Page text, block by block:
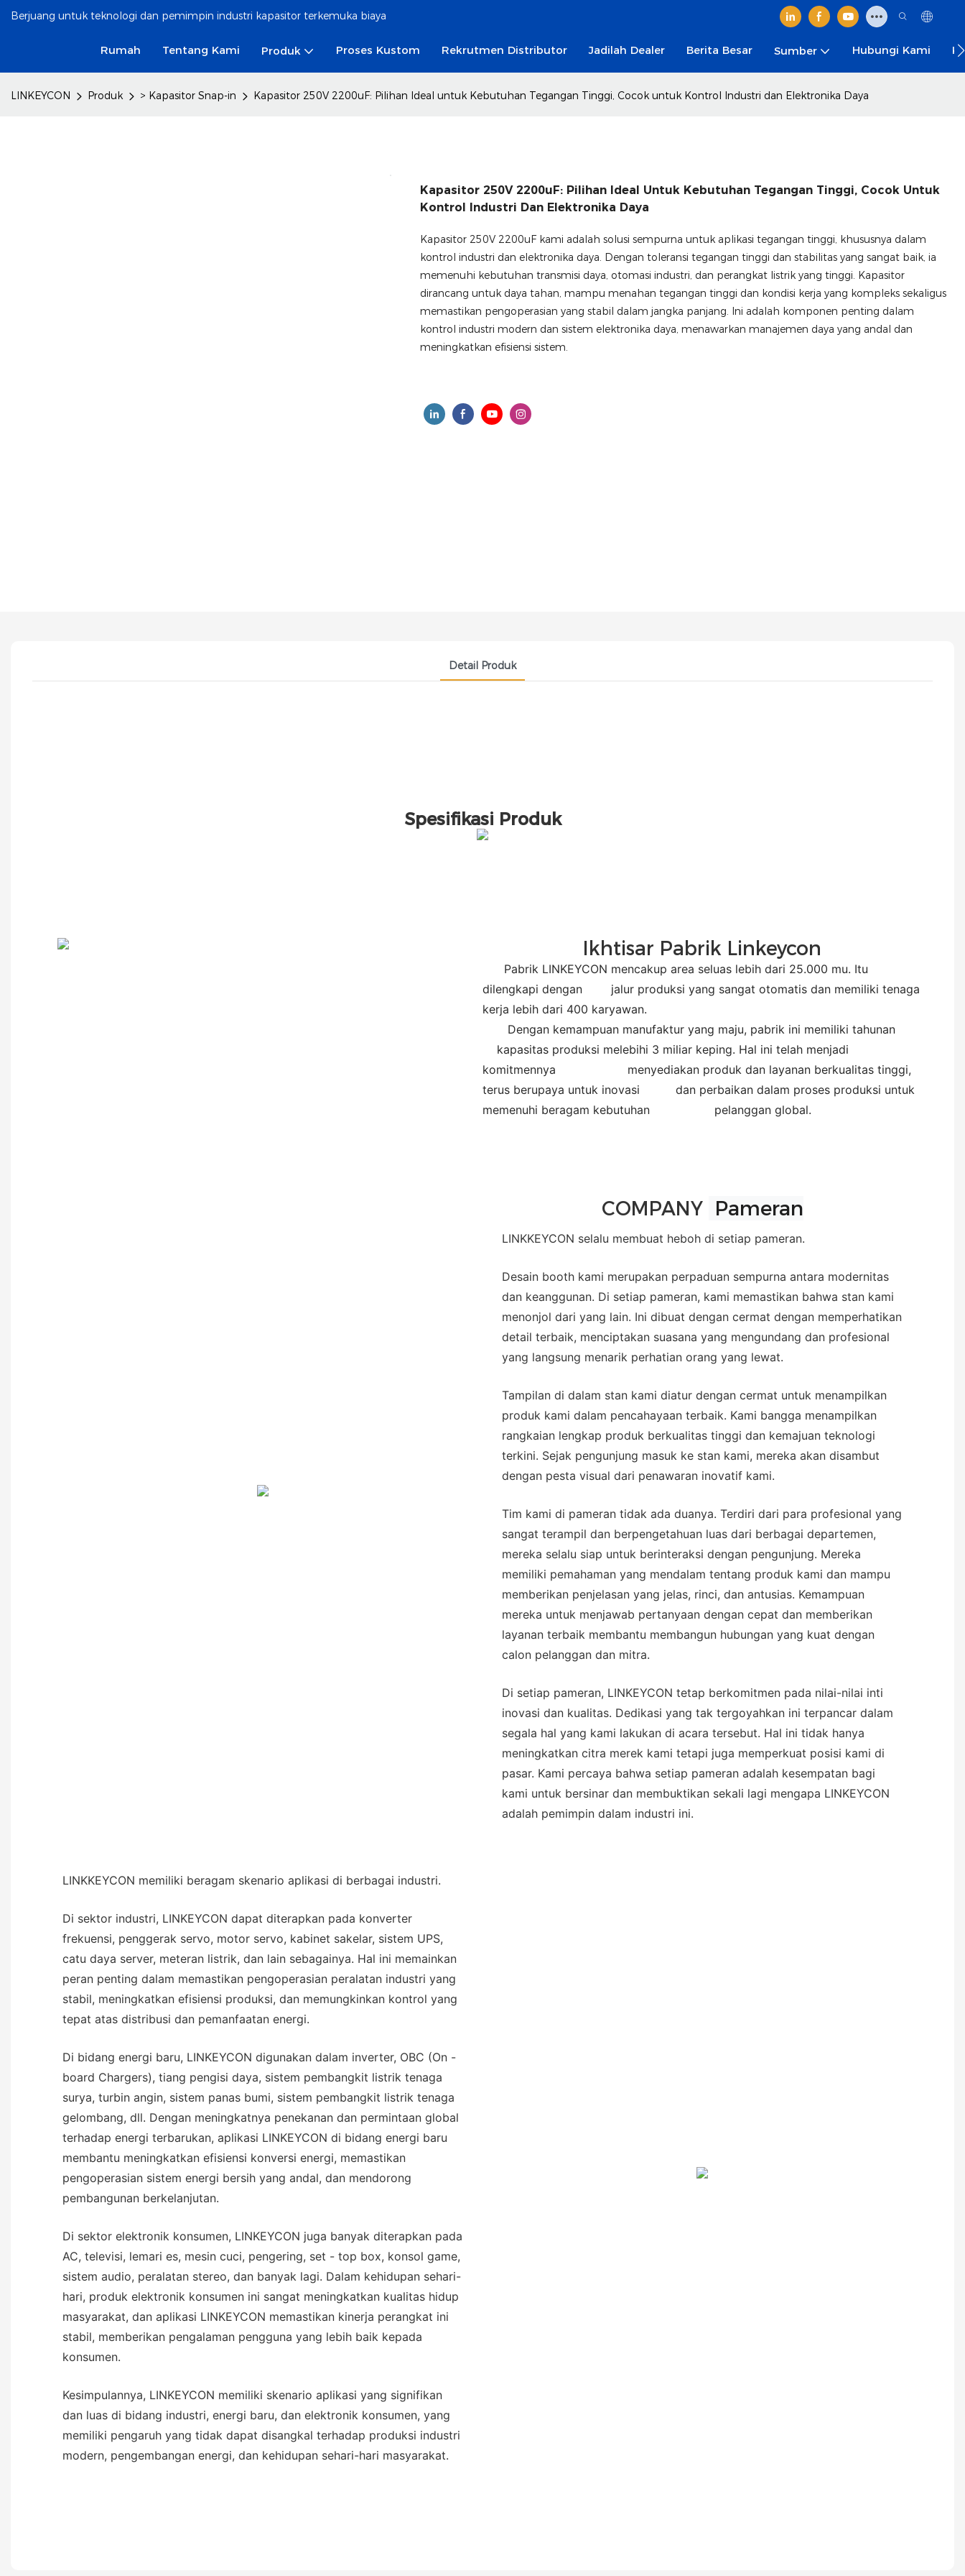
Berjuang untuk teknologi dan pemimpin industri kapasitor terkemuka biaya
Rumah Tentang Kami Produk Proses Kustom Rekrutmen Distributor Jadilah Dealer Berita Besar Sumber Hubungi Kami
LINKEYCON Produk > Kapasitor Snap-in Kapasitor 250V 2200uF: Pilihan Ideal untuk Kebutuhan Tegangan Tinggi, Cocok untuk Kontrol Industri dan Elektronika Daya
Kapasitor 250V 2200uF: Pilihan Ideal Untuk Kebutuhan Tegangan Tinggi, Cocok Untuk
Kontrol Industri Dan Elektronika Daya
Kapasitor 250V 2200uF kami adalah solusi sempurna untuk aplikasi tegangan tinggi, khususnya dalam
kontrol industri dan elektronika daya. Dengan toleransi tegangan tinggi dan stabilitas yang sangat baik, ia
memenuhi kebutuhan transmisi daya, otomasi industri, dan perangkat listrik yang tinggi. Kapasitor
dirancang untuk daya tahan, mampu menahan tegangan tinggi dan kondisi kerja yang kompleks sekaligus
memastikan pengoperasian yang stabil dalam jangka panjang. Ini adalah komponen penting dalam
kontrol industri modern dan sistem elektronika daya, menawarkan manajemen daya yang andal dan
meningkatkan efisiensi sistem.
Detail Produk
Spesifikasi Produk
Ikhtisar Pabrik Linkeycon
Pabrik LINKEYCON mencakup area seluas lebih dari 25.000 mu. Itu
dilengkapi dengan
jalur produksi yang sangat otomatis dan memiliki tenaga
kerja lebih dari 400 karyawan.
Dengan kemampuan manufaktur yang maju, pabrik ini memiliki tahunan
kapasitas produksi melebihi 3 miliar keping. Hal ini telah menjadi
komitmennya
menyediakan produk dan layanan berkualitas tinggi,
terus berupaya untuk inovasi dan perbaikan dalam proses produksi untuk
memenuhi beragam kebutuhan pelanggan global.
COMPANY Pameran
LINKKEYCON selalu membuat heboh di setiap pameran.
Desain booth kami merupakan perpaduan sempurna antara modernitas
dan keanggunan. Di setiap pameran, kami memastikan bahwa stan kami
menonjol dari yang lain. Ini dibuat dengan cermat dengan memperhatikan
detail terbaik, menciptakan suasana yang mengundang dan profesional
yang langsung menarik perhatian orang yang lewat.
Tampilan di dalam stan kami diatur dengan cermat untuk menampilkan
produk kami dalam pencahayaan terbaik. Kami bangga menampilkan
rangkaian lengkap produk berkualitas tinggi dan kemajuan teknologi
terkini. Sejak pengunjung masuk ke stan kami, mereka akan disambut
dengan pesta visual dari penawaran inovatif kami.
Tim kami di pameran tidak ada duanya. Terdiri dari para profesional yang
sangat terampil dan berpengetahuan luas dari berbagai departemen,
mereka selalu siap untuk berinteraksi dengan pengunjung. Mereka
memiliki pemahaman yang mendalam tentang produk kami dan mampu
memberikan penjelasan yang jelas, rinci, dan antusias. Kemampuan
mereka untuk menjawab pertanyaan dengan cepat dan memberikan
layanan terbaik membantu membangun hubungan yang kuat dengan
calon pelanggan dan mitra.
Di setiap pameran, LINKEYCON tetap berkomitmen pada nilai-nilai inti
inovasi dan kualitas. Dedikasi yang tak tergoyahkan ini terpancar dalam
segala hal yang kami lakukan di acara tersebut. Hal ini tidak hanya
meningkatkan citra merek kami tetapi juga memperkuat posisi kami di
pasar. Kami percaya bahwa setiap pameran adalah kesempatan bagi
kami untuk bersinar dan membuktikan sekali lagi mengapa LINKEYCON
adalah pemimpin dalam industri ini.
LINKKEYCON memiliki beragam skenario aplikasi di berbagai industri.
Di sektor industri, LINKEYCON dapat diterapkan pada konverter
frekuensi, penggerak servo, motor servo, kabinet sakelar, sistem UPS,
catu daya server, meteran listrik, dan lain sebagainya. Hal ini memainkan
peran penting dalam memastikan pengoperasian peralatan industri yang
stabil, meningkatkan efisiensi produksi, dan memungkinkan kontrol yang
tepat atas distribusi dan pemanfaatan energi.
Di bidang energi baru, LINKEYCON digunakan dalam inverter, OBC (On -
board Chargers), tiang pengisi daya, sistem pembangkit listrik tenaga
surya, turbin angin, sistem panas bumi, sistem pembangkit listrik tenaga
gelombang, dll. Dengan meningkatnya penekanan dan permintaan global
terhadap energi terbarukan, aplikasi LINKEYCON di bidang energi baru
membantu meningkatkan efisiensi konversi energi, memastikan
pengoperasian sistem energi bersih yang andal, dan mendorong
pembangunan berkelanjutan.
Di sektor elektronik konsumen, LINKEYCON juga banyak diterapkan pada
AC, televisi, lemari es, mesin cuci, pengering, set - top box, konsol game,
sistem audio, peralatan stereo, dan banyak lagi. Dalam kehidupan sehari-
hari, produk elektronik konsumen ini sangat meningkatkan kualitas hidup
masyarakat, dan aplikasi LINKEYCON memastikan kinerja perangkat ini
stabil, memberikan pengalaman pengguna yang lebih baik kepada
konsumen.
Kesimpulannya, LINKEYCON memiliki skenario aplikasi yang signifikan
dan luas di bidang industri, energi baru, dan elektronik konsumen, yang
memiliki pengaruh yang tidak dapat disangkal terhadap produksi industri
modern, pengembangan energi, dan kehidupan sehari-hari masyarakat.